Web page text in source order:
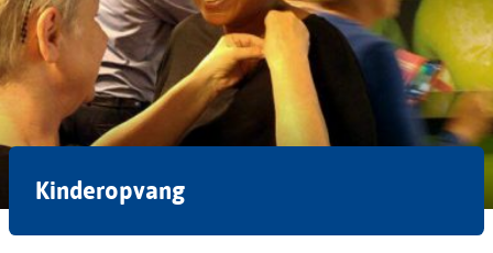
Kinderopvang